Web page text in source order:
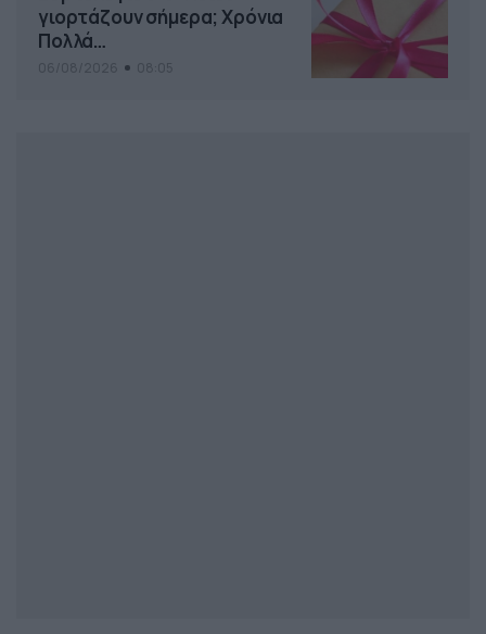
γιορτάζουν σήμερα; Χρόνια
Πολλά…